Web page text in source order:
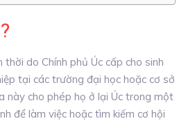
do Chính phủ Úc cấp cho sinh
tại các trường đại học hoặc cơ sở
này cho phép họ ở lại Úc trong một
để làm việc hoặc tìm kiếm cơ hội